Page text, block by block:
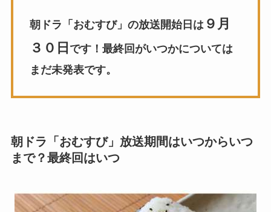
朝ドラ「おむすび」の放送開始日は９月
３０日 です！最終回がいつかについては
まだ未発表です。
朝ドラ「おむすび」放送期間はいつからいつ
まで？最終回はいつ